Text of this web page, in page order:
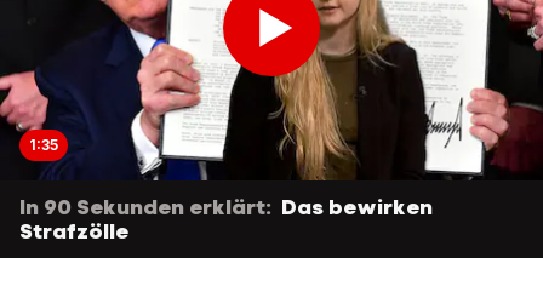
1:35
In 90 Sekunden erklärt: Das bewirken
Strafzölle